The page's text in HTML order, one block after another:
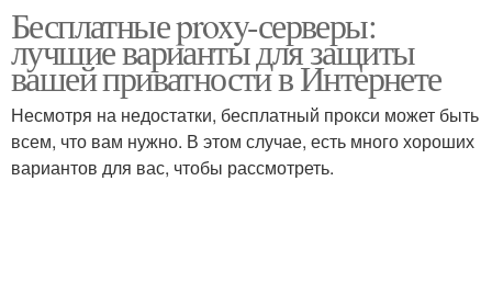
Бесплатные proxy-серверы:
лучшие варианты для защиты
вашей приватности в Интернете
Несмотря на недостатки, бесплатный прокси может быть
всем, что вам нужно. В этом случае, есть много хороших
вариантов для вас, чтобы рассмотреть.